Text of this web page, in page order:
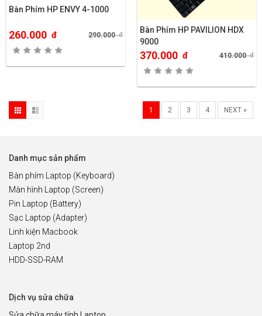
Bàn Phím HP ENVY 4-1000
260.000 đ 290.000đ
Bàn Phím HP PAVILION HDX
9000
370.000 đ 410.000đ
1 2 3 4 NEXT »
Danh mục sản phẩm
Bàn phím Laptop (Keyboard)
Màn hình Laptop (Screen)
Pin Laptop (Battery)
Sạc Laptop (Adapter)
Linh kiện Macbook
Laptop 2nd
HDD-SSD-RAM
Dịch vụ sửa chữa